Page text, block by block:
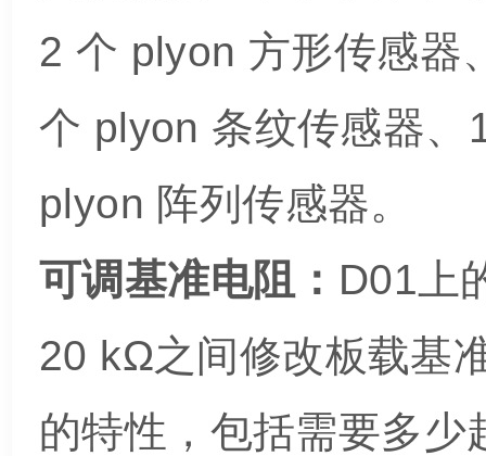
2 个 plyon 方形传感器
个 plyon 条纹传感器
plyon 阵列传感器。
可调基准电阻： D01上
20 kΩ之间修改板载基
的特性，包括需要多